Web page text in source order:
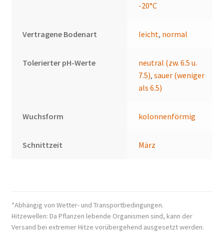
-20°C
Vertragene Bodenart leicht, normal
Tolerierter pH-Werte
neutral (zw. 6.5 u.
7.5),sauer (weniger
als 6.5)
Wuchsform kolonnenförmig
Schnittzeit März
*Abhängig von Wetter- und Transportbedingungen.
Hitzewellen: Da Pflanzen lebende Organismen sind, kann der
Versand bei extremer Hitze vorübergehend ausgesetzt werden.